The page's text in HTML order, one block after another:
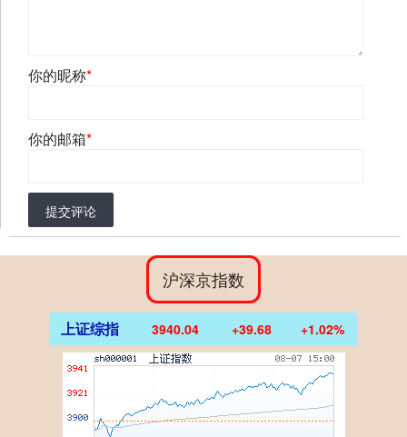
你的昵称*
你的邮箱*
提交评论
沪深京指数
上证综指 3940.04 +39.68 +1.02%